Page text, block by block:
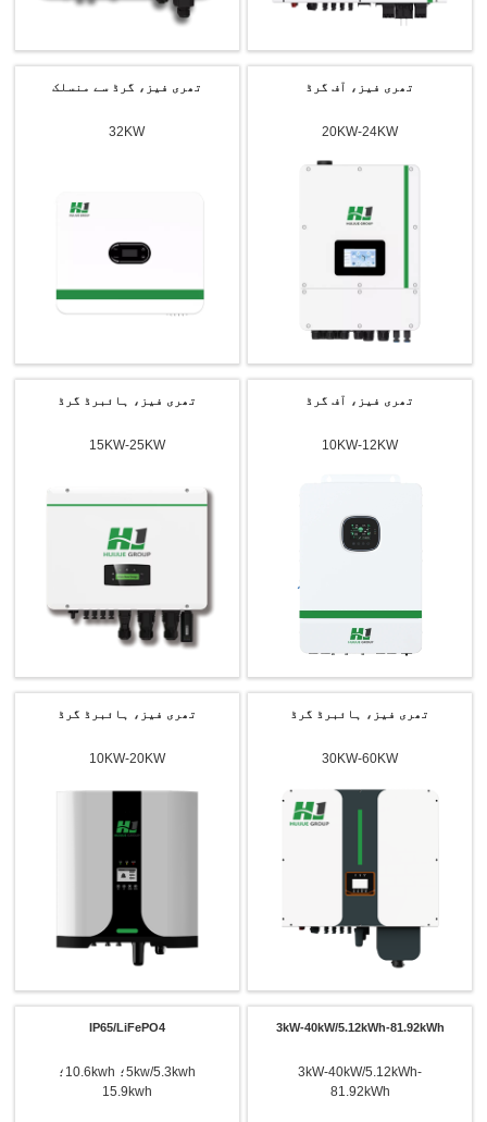
تھری فیز، آف گرڈ
20KW-24KW
تھری فیز، گرڈ سے منسلک
32KW
تھری فیز، آف گرڈ
10KW-12KW
تھری فیز، ہائبرڈ گرڈ
15KW-25KW
تھری فیز، ہائبرڈ گرڈ
30KW-60KW
تھری فیز، ہائبرڈ گرڈ
10KW-20KW
3kW-40kW/5.12kWh-81.92kWh
3kW-40kW/5.12kWh-
81.92kWh
IP65/LiFePO4
5kw/5.3kwh؛ 10.6kwh؛
15.9kwh